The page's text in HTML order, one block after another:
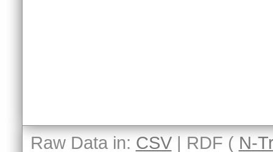
Raw Data in: CSV| RDF ( N-